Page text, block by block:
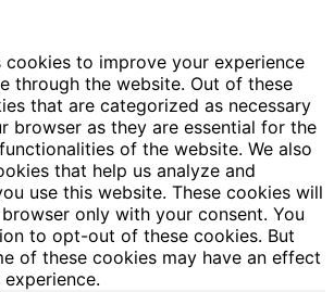
cookies to improve your experience
through the website. Out of these
that are categorized as necessary
browser as they are essential for the
of the website. We also
that help us analyze and
use this website. These cookies will
only with your consent. You
to opt-out of these cookies. But
of these cookies may have an effect